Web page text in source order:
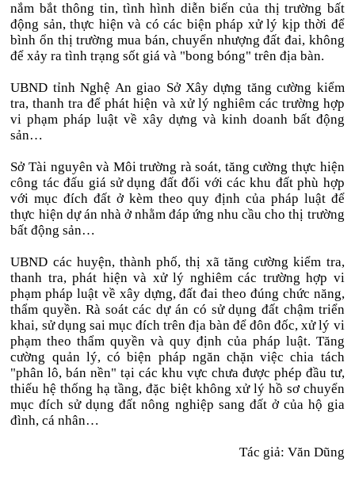
nắm bắt thông tin, tình hình diễn biến của thị trường bất
động sản, thực hiện và có các biện pháp xử lý kịp thời để
bình ổn thị trường mua bán, chuyển nhượng đất đai, không
để xảy ra tình trạng sốt giá và "bong bóng" trên địa bàn.
UBND tỉnh Nghệ An giao Sở Xây dựng tăng cường kiểm
tra, thanh tra để phát hiện và xử lý nghiêm các trường hợp
vi phạm pháp luật về xây dựng và kinh doanh bất động
sản…
Sở Tài nguyên và Môi trường rà soát, tăng cường thực hiện
công tác đấu giá sử dụng đất đối với các khu đất phù hợp
với mục đích đất ở kèm theo quy định của pháp luật để
thực hiện dự án nhà ở nhằm đáp ứng nhu cầu cho thị trường
bất động sản…
UBND các huyện, thành phố, thị xã tăng cường kiểm tra,
thanh tra, phát hiện và xử lý nghiêm các trường hợp vi
phạm pháp luật về xây dựng, đất đai theo đúng chức năng,
thẩm quyền. Rà soát các dự án có sử dụng đất chậm triển
khai, sử dụng sai mục đích trên địa bàn để đôn đốc, xử lý vi
phạm theo thẩm quyền và quy định của pháp luật. Tăng
cường quản lý, có biện pháp ngăn chặn việc chia tách
"phân lô, bán nền" tại các khu vực chưa được phép đầu tư,
thiếu hệ thống hạ tầng, đặc biệt không xử lý hồ sơ chuyển
mục đích sử dụng đất nông nghiệp sang đất ở của hộ gia
đình, cá nhân…
Tác giả: Văn Dũng